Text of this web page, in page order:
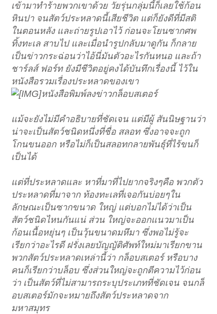
เข้ามาทำร้ายพวกเขาด้วย วัยรุ่นกลุ่มนี้ก็เลยใช้ก้อน
หินปา จนสัตว์ประหลาดนี้เสียชีวิต แต่ก็ยังดีที่มีสติ
ในตอนหลัง และถ่ายรูปเอาไว้ ก่อนจะโยนซากศพ
ทิ้งทะเล สาบไป และเมื่อนำรูปกลับมาดูกัน ก็กลาย
เป็นข่าวกระฉ่อนว่าไอ้นี่มันตัวอะไรกันหนอ และถ้า
ชาร์ลส์ ฟอร์ท ยังมีชีวิตอยู่คงได้บันทึกเรื่องนี้ ไว้ใน
หนังสือรวมเรื่องประหลาดของเขา
หนังสือพิมพ์ลงข่าวกล็อบสเตอร์
แม้จะยังไม่มีคำอธิบายที่ชัดเจน แต่มีผู้ สันนิษฐานว่า
น่าจะเป็นสัตว์ชนิดหนึ่งที่ชื่อ สลอท ซึ่งอาจจะถูก
โกนขนออก หรือไม่ก็เป็นสลอทกลายพันธุ์ที่ไร้ขนก็
เป็นได้
แต่ที่ประหลาดและ หาที่มาที่ไปยากจริงๆคือ พวกตัว
ประหลาดที่มาจาก ท้องทะเลที่เจอกันบ่อยๆใน
ลักษณะเป็นซากขนาด ใหญ่ แต่บอกไม่ได้ว่าเป็น
สัตว์ชนิดไหนกันแน่ ส่วน ใหญ่จะออกแนวมาเป็น
ก้อนเนื้อหยุ่นๆ เป็นวุ้นขนาดมหึมา ซึ่งพอไม่รู้จะ
เรียกว่าอะไรดี ฝรั่งเลยบัญญัติศัพท์ใหม่มาเรียกขาน
พวกสัตว์ประหลาดเหล่านี้ว่า กล็อบสเตอร์ หรือบาง
คนก็เรียกว่าบล็อบ ซึ่งส่วนใหญ่จะถูกตีความไว้ก่อน
ว่า เป็นสัตว์ที่ไม่สามารถระบุประเภทที่ชัดเจน จนกล็
อบสเตอร์มักจะหมายถึงสัตว์ประหลาดจาก
มหาสมุทร